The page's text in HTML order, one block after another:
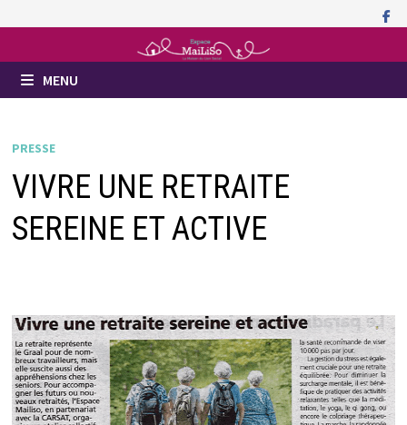
contenu
MENU
PRESSE
VIVRE UNE RETRAITE
SEREINE ET ACTIVE